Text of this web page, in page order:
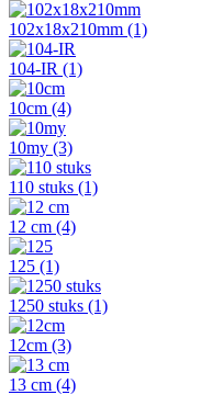
102x18x210mm (1)
104-IR (1)
10cm (4)
10my (3)
110 stuks (1)
12 cm (4)
125 (1)
1250 stuks (1)
12cm (3)
13 cm (4)